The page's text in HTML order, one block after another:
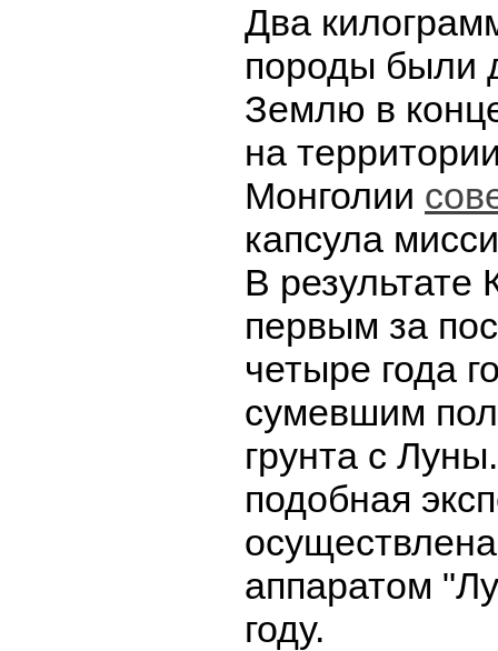
Два
породы были
Землю в
на
Монголии
капсула
В результате
первым за
четыре года
сумевшим
грунта с
подобная
аппаратом
году.